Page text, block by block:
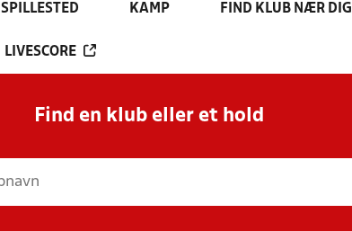
SPILLESTED KAMP FIND KLUB NÆR DIG
LIVESCORE
Find en klub eller et hold